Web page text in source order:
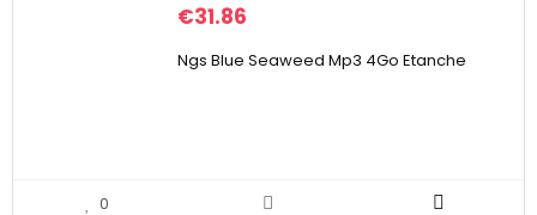
€31.86
Ngs Blue Seaweed Mp3 4Go Etanche
0